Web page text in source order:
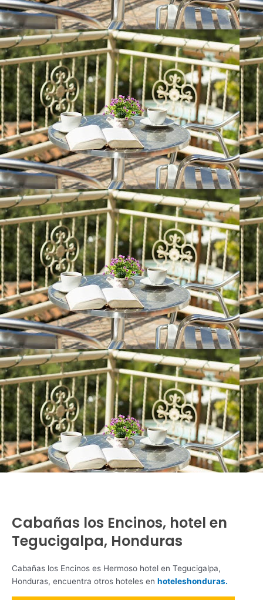
Cabañas los Encinos, hotel en
Tegucigalpa, Honduras
Cabañas los Encinos es Hermoso hotel en Tegucigalpa,
Honduras, encuentra otros hoteles en hoteleshonduras.